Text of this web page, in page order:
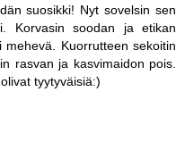
suosikki! Nyt sovelsin sen
Korvasin soodan ja etikan
Kuorrutteen sekoitin
rasvan ja kasvimaidon pois.
tyytyväisiä:)